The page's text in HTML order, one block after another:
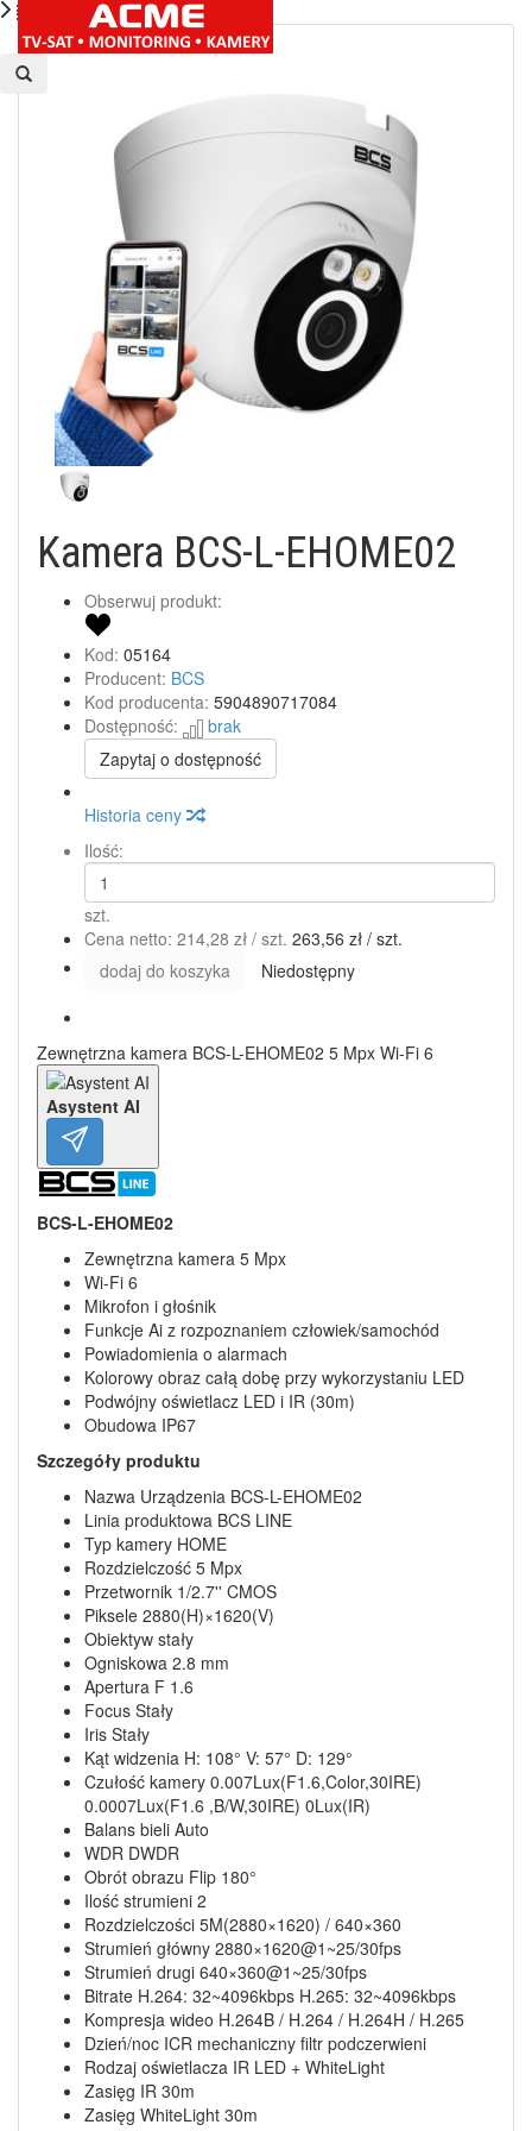
Kamera BCS-L-EHOME02
Obserwuj produkt:
Kod: 05164
Producent: BCS
Kod producenta: 5904890717084
Dostępność:
brak
Zapytaj o dostępność
Historia ceny
Ilość:
szt.
Cena netto: 214,28 zł / szt. 263,56 zł / szt.
dodaj do koszyka
Niedostępny
Zewnętrzna kamera BCS-L-EHOME02 5 Mpx Wi-Fi 6
Asystent AI
BCS-L-EHOME02
Zewnętrzna kamera 5 Mpx
Wi-Fi 6
Mikrofon i głośnik
Funkcje Ai z rozpoznaniem człowiek/samochód
Powiadomienia o alarmach
Kolorowy obraz całą dobę przy wykorzystaniu LED
Podwójny oświetlacz LED i IR (30m)
Obudowa IP67
Szczegóły produktu
Nazwa Urządzenia BCS-L-EHOME02
Linia produktowa BCS LINE
Typ kamery HOME
Rozdzielczość 5 Mpx
Przetwornik 1/2.7'' CMOS
Piksele 2880(H)×1620(V)
Obiektyw stały
Ogniskowa 2.8 mm
Apertura F 1.6
Focus Stały
Iris Stały
Kąt widzenia H: 108° V: 57° D: 129°
Czułość kamery 0.007Lux(F1.6,Color,30IRE)
0.0007Lux(F1.6 ,B/W,30IRE) 0Lux(IR)
Balans bieli Auto
WDR DWDR
Obrót obrazu Flip 180°
Ilość strumieni 2
Rozdzielczości 5M(2880×1620) / 640×360
Strumień główny 2880×1620@1~25/30fps
Strumień drugi 640×360@1~25/30fps
Bitrate H.264: 32~4096kbps H.265: 32~4096kbps
Kompresja wideo H.264B / H.264 / H.264H / H.265
Dzień/noc ICR mechaniczny filtr podczerwieni
Rodzaj oświetlacza IR LED + WhiteLight
Zasięg IR 30m
Zasięg WhiteLight 30m